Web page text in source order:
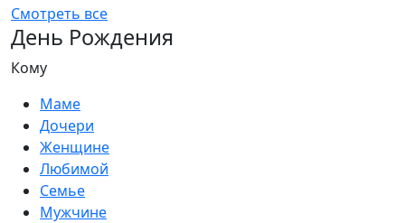
Смотреть все
День Рождения
Кому
Маме
Дочери
Женщине
Любимой
Семье
Мужчине